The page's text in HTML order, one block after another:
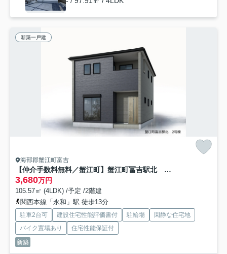
新築一戸建
海部郡蟹江町富吉
【仲介手数料無料／蟹江町】蟹江町冨吉駅北 リーブルガーデン 新築戸建 2号棟
3,680万円
105.57㎡ (4LDK) /予定 /2階建
関西本線「永和」駅 徒歩13分
駐車2台可 建設住宅性能評価書付 駐輪場
閑静な住宅地
バイク置場あり
住宅性能保証付
新築